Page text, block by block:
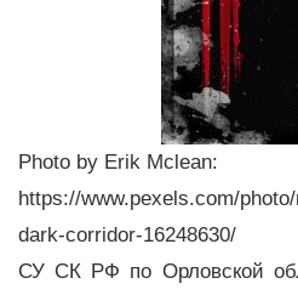
Photo by Erik Mclean:
https://www.pexels.com/
dark-corridor-16248630/
СУ СК РФ по Орловской